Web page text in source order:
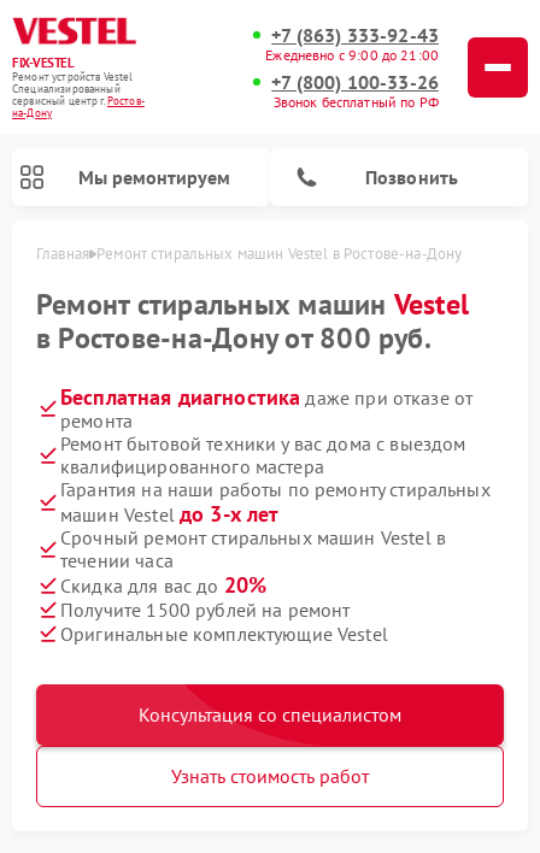
FIX-VESTEL
Ремонт устройств Vestel
Специализированный
cервисный центр г.Ростов-
на-Дону
+7 (863) 333-92-43
Ежедневно с 9:00 до 21:00
+7 (800) 100-33-26
Звонок бесплатный по РФ
Мы ремонтируем Позвонить
Главная Ремонт стиральных машин Vestel в Ростове-на-Дону
Ремонт стиральных машин Vestel
в Ростове-на-Дону от 800 руб.
Бесплатная диагностика даже при отказе от
ремонта
Ремонт бытовой техники у вас дома с выездом
квалифицированного мастера
Гарантия на наши работы по ремонту стиральных
машин Vestel до 3-х лет
Срочный ремонт стиральных машин Vestel в
течении часа
Скидка для вас до 20%
Получите 1500 рублей на ремонт
Оригинальные комплектующие Vestel
Консультация со специалистом
Узнать стоимость работ